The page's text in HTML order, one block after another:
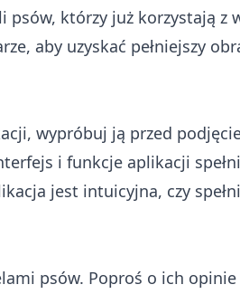
którzy już korzystają z
aby uzyskać pełniejszy
wypróbuj ją przed
i funkcje aplikacji
jest intuicyjna, czy
psów. Poproś o ich